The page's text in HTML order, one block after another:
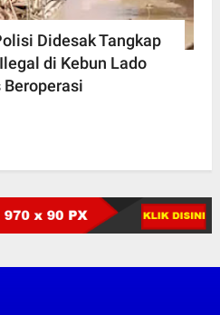
Didesak Tangkap
di Kebun Lado